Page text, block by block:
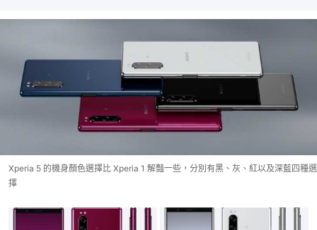
Xperia 5 的機身顏色選擇比 Xperia 1 解豔一些，分別有黑、灰、紅以及深藍四種選
擇